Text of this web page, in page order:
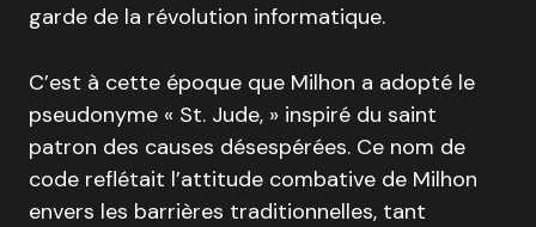
garde de la révolution informatique.
C’est à cette époque que Milhon a adopté le
pseudonyme « St. Jude, » inspiré du saint
patron des causes désespérées. Ce nom de
code reflétait l’attitude combative de Milhon
envers les barrières traditionnelles, tant